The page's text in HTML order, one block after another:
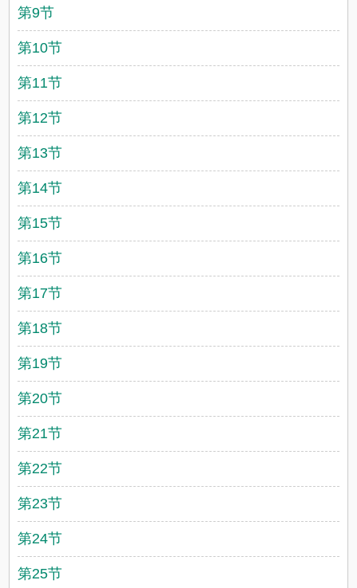
第9节
第10节
第11节
第12节
第13节
第14节
第15节
第16节
第17节
第18节
第19节
第20节
第21节
第22节
第23节
第24节
第25节